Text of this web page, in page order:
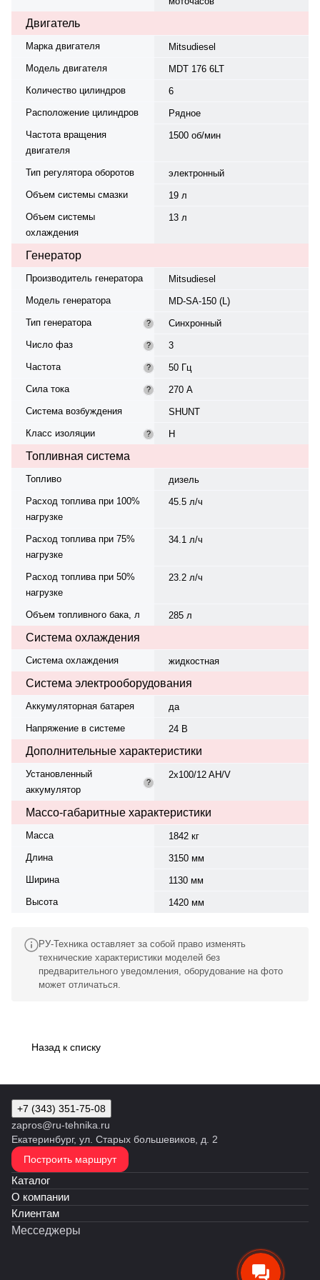
гарантия — 12 месяцев или 1000
моточасов.
Двигатель
Марка двигателя
Mitsudiesel
Модель двигателя
MDT 176 6LT
Количество цилиндров
6
Расположение цилиндров
Рядное
Частота вращения
двигателя
1500 об/мин
Тип регулятора оборотов
электронный
Объем системы смазки
19 л
Объем системы
охлаждения
13 л
Генератор
Производитель генератора
Mitsudiesel
Модель генератора
MD-SA-150 (L)
Тип генератора
?
Синхронный
Число фаз
?
3
Частота
?
50 Гц
Сила тока
?
270 А
Система возбуждения
SHUNT
Класс изоляции
? H
Топливная система
Топливо
дизель
Расход топлива при 100%
нагрузке
45.5 л/ч
Расход топлива при 75%
нагрузке
34.1 л/ч
Расход топлива при 50%
нагрузке
23.2 л/ч
Объем топливного бака, л 285 л
Система охлаждения
Система охлаждения жидкостная
Система электрооборудования
Аккумуляторная батарея
да
Напряжение в системе
24 В
Дополнительные характеристики
Установленный
аккумулятор
?
2x100/12 AH/V
Массо-габаритные характеристики
Масса
1842 кг
Длина
3150 мм
Ширина
1130 мм
Высота
1420 мм
РУ-Техника оставляет за собой право изменять
технические характеристики моделей без
предварительного уведомления, оборудование на фото
может отличаться.
Назад к списку
+7 (343) 351-75-08
zapros@ru-tehnika.ru
Екатеринбург, ул. Старых большевиков, д. 2
Построить маршрут
Каталог
О компании
Клиентам
Месседжеры